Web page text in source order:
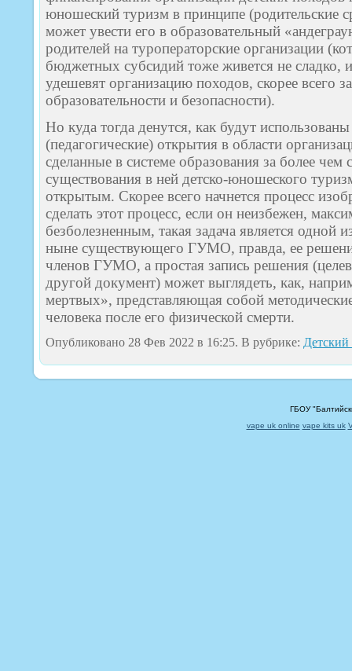
юношеский туризм в принципе (родительские
может увести его в образовательный
родителей на туроператорские организации
бюджетных субсидий тоже живется не сладко,
удешевят организацию походов, скорее всего
образовательности и безопасности).
Но куда тогда денутся, как будут
(педагогические) открытия в области
сделанные в системе образования за более чем
существования в ней детско-юношеского
открытым. Скорее всего начнется процесс
сделать этот процесс, если он неизбежен,
безболезненным, такая задача является одной
ныне существующего ГУМО, правда, ее
членов ГУМО, а простая запись решения
другой документ) может выглядеть, как,
мертвых», представляющая собой
человека после его физической смерти.
Опубликовано 28 Фев 2022 в 16:25. В рубрике: Детский
ГБОУ
vape uk online vape kits uk